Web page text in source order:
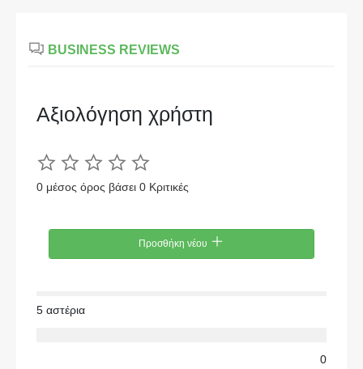
BUSINESS REVIEWS
Αξιολόγηση χρήστη
0 μέσος όρος βάσει 0 Κριτικές
Προσθήκη νέου
5 αστέρια
0